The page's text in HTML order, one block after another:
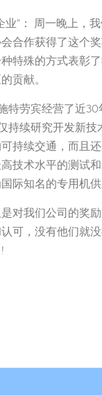
业”： 周一晚上，
合作获得了这个
特殊的方式表彰
贡献。
特劳宾经营了近
持续研究开发新技
持续交通，而且
技术水平的测试
际知名的专用机供
对我们公司的奖
可，没有他们就